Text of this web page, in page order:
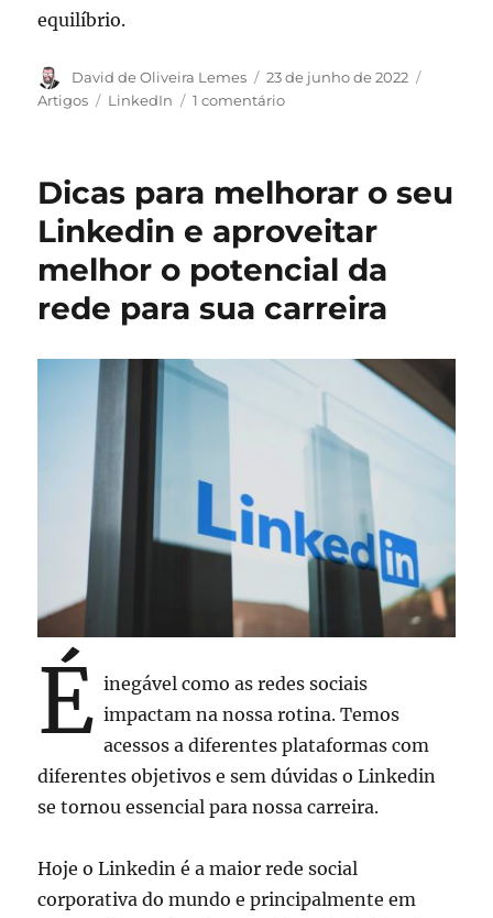
equilíbrio.
Autor
David de Oliveira Lemes
Publicado
em
23 de junho de 2022
Artigos
Tags
LinkedIn 1 comentárioem
de
qualificada
na
área
de
problema
oportunidade
para
alavancar
sua
carreira
Dicas para melhorar o seu
Linkedin e aproveitar
melhor o potencial da
rede para sua carreira
É inegável como as redes sociais
impactam na nossa rotina. Temos
acessos a diferentes plataformas com
diferentes objetivos e sem dúvidas o Linkedin
se tornou essencial para nossa carreira.
Hoje o Linkedin é a maior rede social
corporativa do mundo e principalmente em